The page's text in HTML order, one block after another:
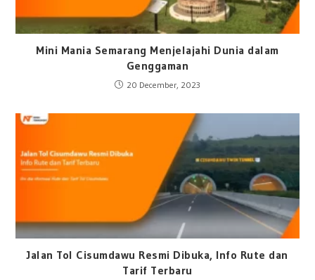
Mini Mania Semarang Menjelajahi Dunia dalam
Genggaman
20 December, 2023
Jalan Tol Cisumdawu Resmi Dibuka, Info Rute dan
Tarif Terbaru